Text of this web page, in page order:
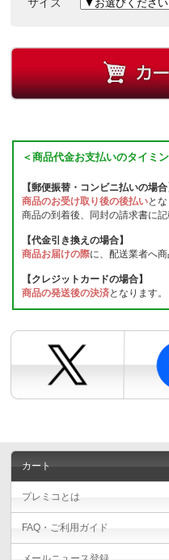
＜商品代金お支払いのタイミ
【郵便振替・コンビニ払いの場合
商品のお受け取り後の後払いとな
商品の到着後、同封の請求書に
【代金引き換えの場合】
商品お届けの際に、配送業者へ商
【クレジットカードの場合】
商品の発送後の決済となります。
カート
プレミコとは
FAQ・ご利用ガイド